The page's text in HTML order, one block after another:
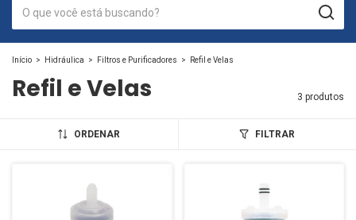
Início > Hidráulica > Filtros e Purificadores > Refil e Velas
Refil e Velas 3 produtos
ORDENAR FILTRAR